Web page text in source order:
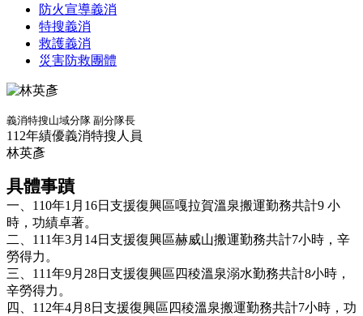
防火宣導義消
特搜義消
救護義消
災害防救團體
義消特搜山域分隊 副分隊長
112年績優義消特搜人員
林英彥
具體事蹟
一、110年1月16日支援復興區嘎拉賀溫泉搬運勤務共計9 小
時，功績卓著。
二、111年3月14日支援復興區赫威山搬運勤務共計7小時，辛
勞得力。
三、111年9月28日支援復興區四稜溫泉溺水勤務共計8小時，
辛勞得力。
四、112年4月8日支援復興區四稜溫泉搬運勤務共計7小時，功